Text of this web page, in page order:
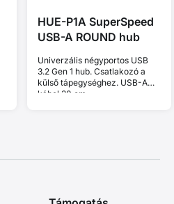
HUE-P1A SuperSpeed
USB-A ROUND hub
Univerzális négyportos USB
3.2 Gen 1 hub. Csatlakozó a
külső tápegységhez. USB-A
kábel 30 cm.